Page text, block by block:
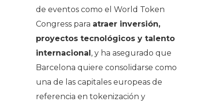
de eventos como el World Token
Congress para atraer inversión,
proyectos tecnológicos y talento
internacional, y ha asegurado que
Barcelona quiere consolidarse como
una de las capitales europeas de
referencia en tokenización y